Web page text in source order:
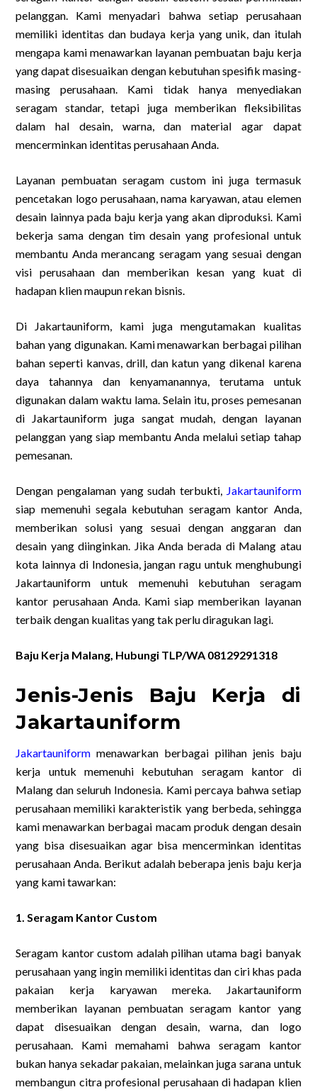
pelanggan. Kami menyadari bahwa setiap perusahaan
memiliki identitas dan budaya kerja yang unik, dan itulah
mengapa kami menawarkan layanan pembuatan baju kerja
yang dapat disesuaikan dengan kebutuhan spesifik masing-
masing perusahaan. Kami tidak hanya menyediakan
seragam standar, tetapi juga memberikan fleksibilitas
dalam hal desain, warna, dan material agar dapat
mencerminkan identitas perusahaan Anda.
Layanan pembuatan seragam custom ini juga termasuk
pencetakan logo perusahaan, nama karyawan, atau elemen
desain lainnya pada baju kerja yang akan diproduksi. Kami
bekerja sama dengan tim desain yang profesional untuk
membantu Anda merancang seragam yang sesuai dengan
visi perusahaan dan memberikan kesan yang kuat di
hadapan klien maupun rekan bisnis.
Di Jakartauniform, kami juga mengutamakan kualitas
bahan yang digunakan. Kami menawarkan berbagai pilihan
bahan seperti kanvas, drill, dan katun yang dikenal karena
daya tahannya dan kenyamanannya, terutama untuk
digunakan dalam waktu lama. Selain itu, proses pemesanan
di Jakartauniform juga sangat mudah, dengan layanan
pelanggan yang siap membantu Anda melalui setiap tahap
pemesanan.
Dengan pengalaman yang sudah terbukti, Jakartauniform
siap memenuhi segala kebutuhan seragam kantor Anda,
memberikan solusi yang sesuai dengan anggaran dan
desain yang diinginkan. Jika Anda berada di Malang atau
kota lainnya di Indonesia, jangan ragu untuk menghubungi
Jakartauniform untuk memenuhi kebutuhan seragam
kantor perusahaan Anda. Kami siap memberikan layanan
terbaik dengan kualitas yang tak perlu diragukan lagi.
Baju Kerja Malang, Hubungi TLP/WA 08129291318
Jenis-Jenis Baju Kerja di
Jakartauniform
Jakartauniform menawarkan berbagai pilihan jenis baju
kerja untuk memenuhi kebutuhan seragam kantor di
Malang dan seluruh Indonesia. Kami percaya bahwa setiap
perusahaan memiliki karakteristik yang berbeda, sehingga
kami menawarkan berbagai macam produk dengan desain
yang bisa disesuaikan agar bisa mencerminkan identitas
perusahaan Anda. Berikut adalah beberapa jenis baju kerja
yang kami tawarkan:
1. Seragam Kantor Custom
Seragam kantor custom adalah pilihan utama bagi banyak
perusahaan yang ingin memiliki identitas dan ciri khas pada
pakaian kerja karyawan mereka. Jakartauniform
memberikan layanan pembuatan seragam kantor yang
dapat disesuaikan dengan desain, warna, dan logo
perusahaan. Kami memahami bahwa seragam kantor
bukan hanya sekadar pakaian, melainkan juga sarana untuk
membangun citra profesional perusahaan di hadapan klien